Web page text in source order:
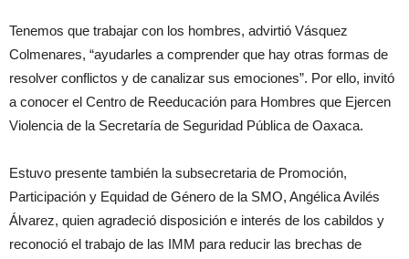
Tenemos que trabajar con los hombres, advirtió Vásquez
Colmenares, “ayudarles a comprender que hay otras formas de
resolver conflictos y de canalizar sus emociones”. Por ello, invitó
a conocer el Centro de Reeducación para Hombres que Ejercen
Violencia de la Secretaría de Seguridad Pública de Oaxaca.
Estuvo presente también la subsecretaria de Promoción,
Participación y Equidad de Género de la SMO, Angélica Avilés
Álvarez, quien agradeció disposición e interés de los cabildos y
reconoció el trabajo de las IMM para reducir las brechas de